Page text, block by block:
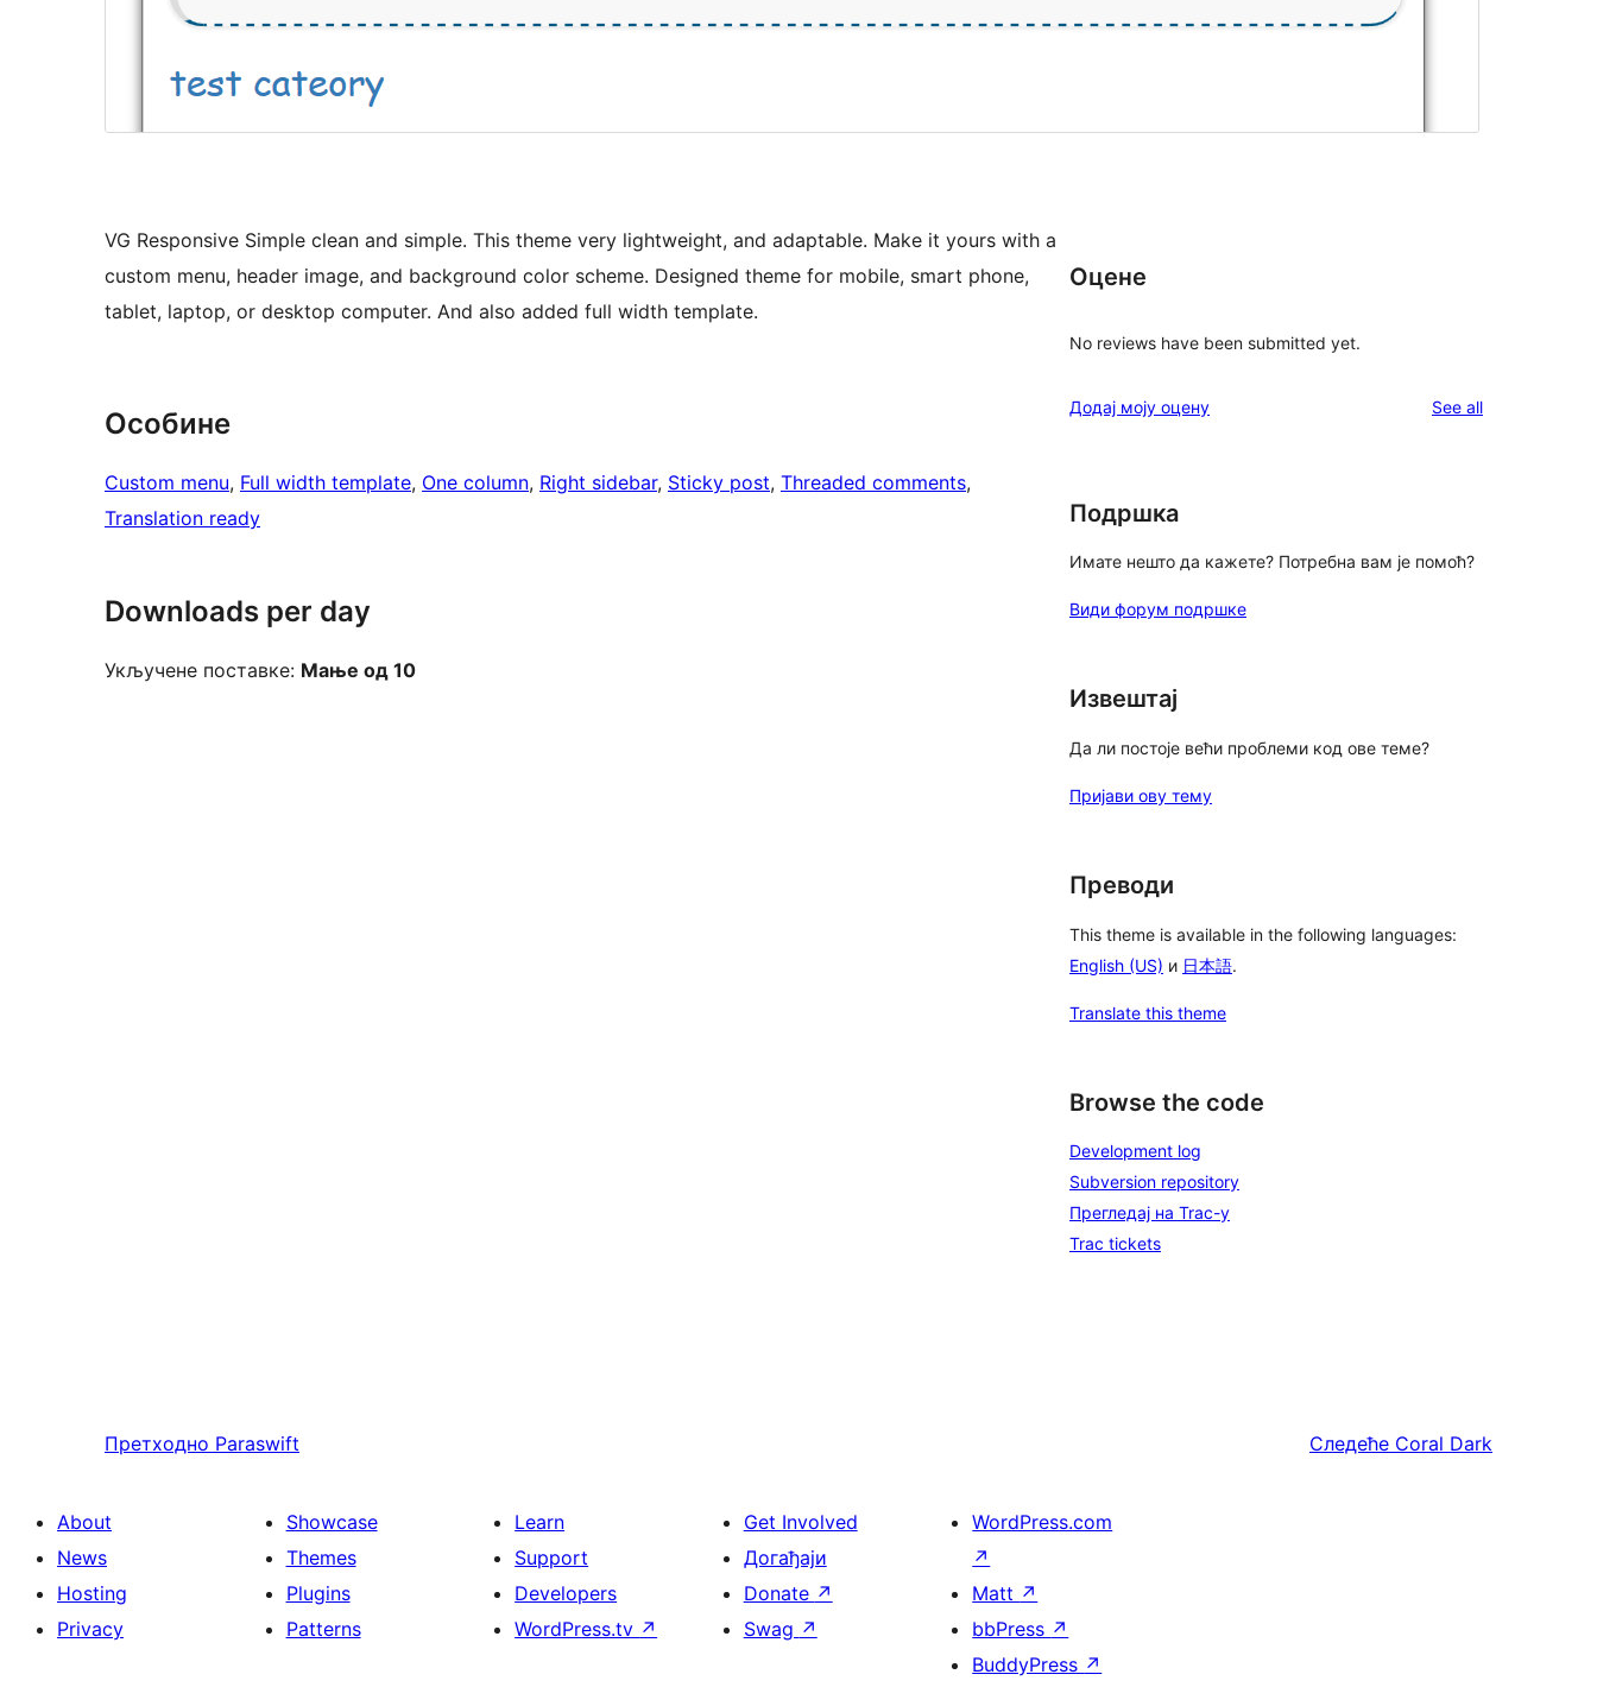
VG Responsive Simple clean and simple. This theme very lightweight, and adaptable. Make it yours with a
custom menu, header image, and background color scheme. Designed theme for mobile, smart phone,
tablet, laptop, or desktop computer. And also added full width template.
Особине
Custom menu, Full width template, One column, Right sidebar, Sticky post, Threaded comments
Translation ready
Downloads per day
Укључене поставке: Мање од 10
Оцене
No reviews have been submitted yet.
Додај моју оцену See allreviews
Подршка
Имате нешто да кажете? Потребна вам је помоћ?
Види форум подршке
Извештај
Да ли постоје већи проблеми код ове теме?
Пријави ову тему
Преводи
This theme is available in the following languages:
English (US) и 日本語.
Translate this theme
Browse the code
Development log
Subversion repository
Прегледај на Trac-у
Trac tickets
Претходно Paraswift Следеће Coral Dark
About
News
Hosting
Privacy
Showcase
Themes
Plugins
Patterns
Learn
Support
Developers
WordPress.tv ↗
Get Involved
Догађаји
Donate ↗
Swag ↗
WordPress.com
↗
Matt ↗
bbPress ↗
BuddyPress ↗